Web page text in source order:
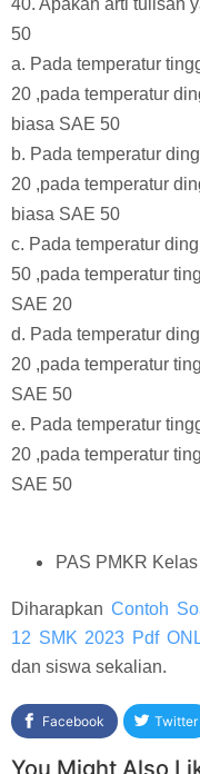
40. Apakah arti tulisan
50
a. Pada temperatur
20 ,pada temperatur
biasa SAE 50
b. Pada temperatur
20 ,pada temperatur
biasa SAE 50
c. Pada temperatur
50 ,pada temperatur
SAE 20
d. Pada temperatur
20 ,pada temperatur
SAE 50
e. Pada temperatur
20 ,pada temperatur
SAE 50
PAS PMKR
Diharapkan Contoh
12 SMK 2023 Pdf
dan siswa sekalian.
Facebook Twitter
You Might Also